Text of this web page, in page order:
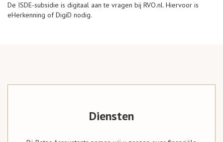
De ISDE-subsidie is digitaal aan te vragen bij RVO.nl. Hiervoor is
eHerkenning of DigiD nodig.
Diensten